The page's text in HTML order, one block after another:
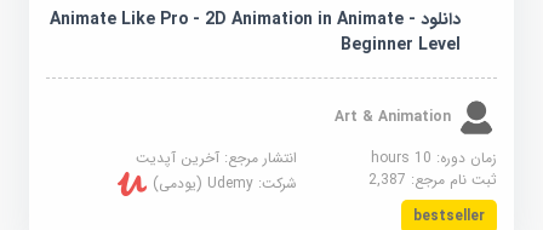
دانلود Animate Like Pro - 2D Animation in Animate -
Beginner Level
Art & Animation
زمان دوره: 10 hours
انتشار مرجع:آخرین آپدیت
ثبت نام مرجع:2,387 شرکت:Udemy (یودمی)
bestseller